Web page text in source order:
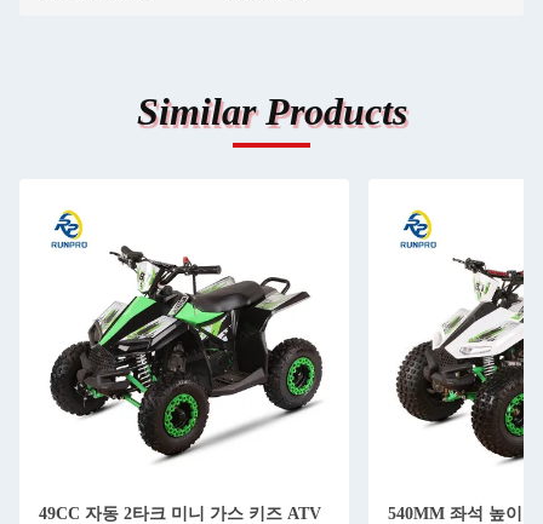
Similar Products
49CC 자동 2타크 미니 가스 키즈 ATV
540MM 좌석 높이